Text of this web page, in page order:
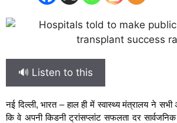
🔊 Listen to this
नई दिल्ली, भारत – हाल ही में स्वास्थ्य मंत्रालय ने सभी
कि वे अपनी किडनी ट्रांसप्लांट सफलता दर